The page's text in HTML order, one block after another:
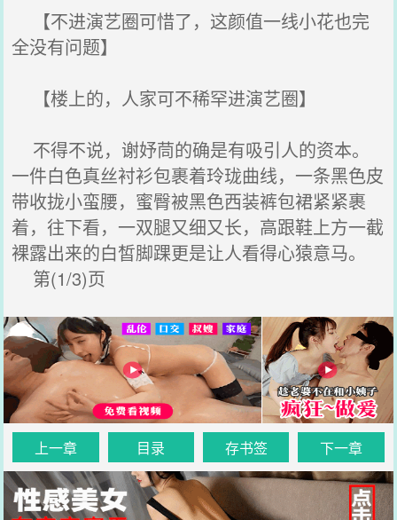
【不进演艺圈可惜了，这颜值一线小花也完
全没有问题】
【楼上的，人家可不稀罕进演艺圈】
不得不说，谢妤茼的确是有吸引人的资本。
一件白色真丝衬衫包裹着玲珑曲线，一条黑色皮
带收拢小蛮腰，蜜臀被黑色西装裤包裙紧紧裹
着，往下看，一双腿又细又长，高跟鞋上方一截
裸露出来的白皙脚踝更是让人看得心猿意马。
第(1/3)页
上一章 目录 存书签 下一章